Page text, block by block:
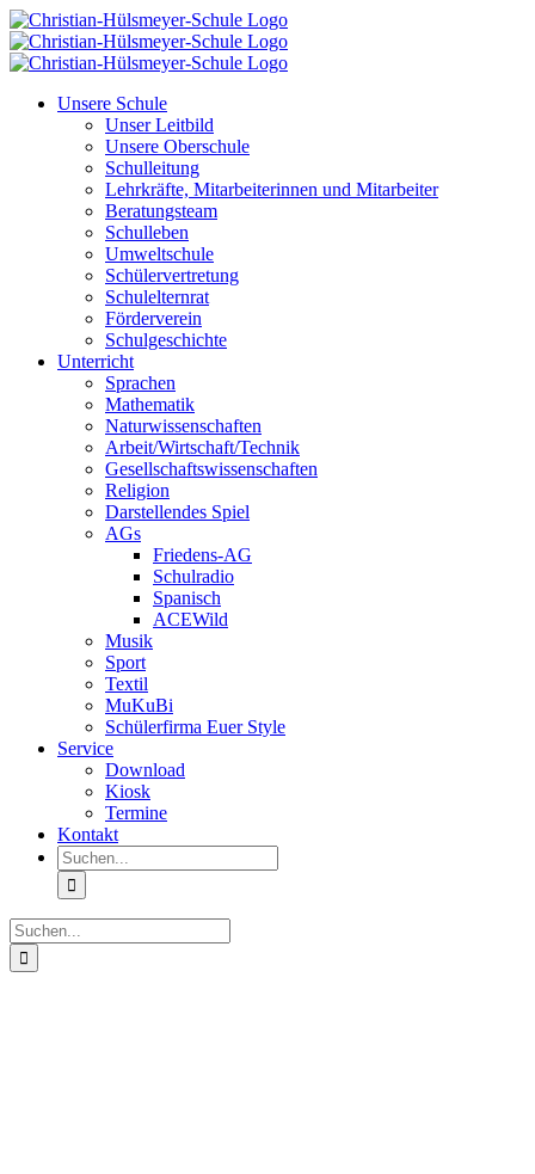
Zum
Inhalt
springen
Unsere Schule
Unser Leitbild
Unsere Oberschule
Schulleitung
Lehrkräfte, Mitarbeiterinnen und Mitarbeiter
Beratungsteam
Schulleben
Umweltschule
Schülervertretung
Schulelternrat
Förderverein
Schulgeschichte
Unterricht
Sprachen
Mathematik
Naturwissenschaften
Arbeit/Wirtschaft/Technik
Gesellschaftswissenschaften
Religion
Darstellendes Spiel
AGs
Friedens-AG
Schulradio
Spanisch
ACEWild
Musik
Sport
Textil
MuKuBi
Schülerfirma Euer Style
Service
Download
Kiosk
Termine
Kontakt
Suche
nach:
Suche
nach: